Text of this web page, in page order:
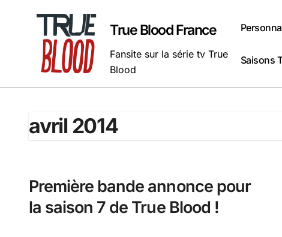
True Blood France
Fansite sur la série tv True
Blood
Saisons
avril 2014
Première bande annonce pour
la saison 7 de True Blood !